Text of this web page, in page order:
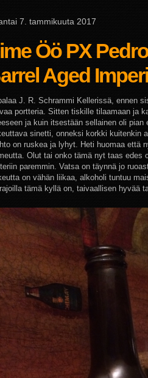
7. tammikuuta 2017
Öö PX
Aged
J. R. Schrammi Kellerissä, ennen
portteria. Sitten tiskille tilaamaan ja
ja kuin itsestään sellainen oli
sinetti, onneksi korkki kuitenkin
on ruskea ja lyhyt. Heti huomaa että
Olut tai onko tämä nyt taas edes
paremmin. Vatsa on täynnä jo
on vähän liikaa, alkoholi tuntuu
tämä kyllä on, taivaallisen hyvää